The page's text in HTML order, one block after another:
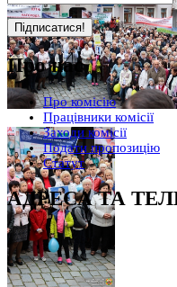
Про нас
Про комісію
Працівники комісії
Заходи комісії
Подати пропозицію
Статут
АДРЕСА ТА